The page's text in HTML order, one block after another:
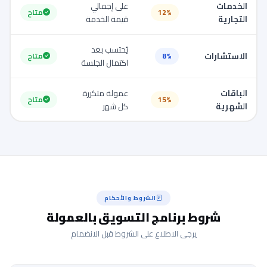
الخدمات
التجارية
12%
على إجمالي
قيمة الخدمة
متاح
الاستشارات 8%
يُحتسب بعد
اكتمال الجلسة
متاح
الباقات
الشهرية
15%
عمولة متكررة
كل شهر
متاح
الشروط والأحكام
شروط برنامج التسويق بالعمولة
يرجى الاطلاع على الشروط قبل الانضمام